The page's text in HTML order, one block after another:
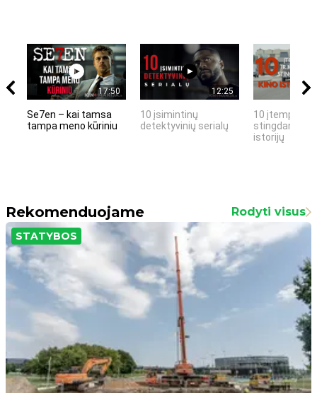
17:50
Se7en – kai tamsa
tampa meno kūriniu
12:25
10 įsimintinų
detektyvinių serialų
10 įtemptų,
stingdančių
istorijų
Rekomenduojame Rodyti visus
STATYBOS